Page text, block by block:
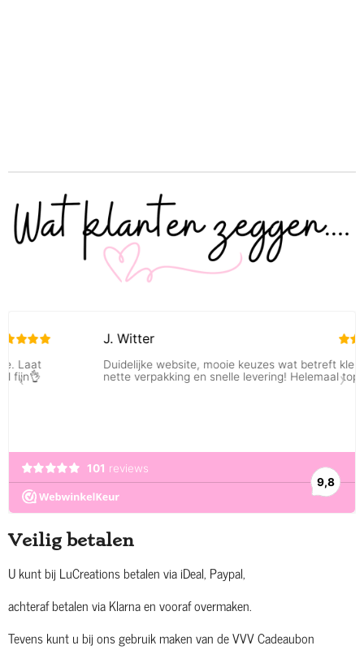
Veilig betalen
U kunt bij LuCreations betalen via iDeal, Paypal,
achteraf betalen via Klarna en vooraf overmaken.
Tevens kunt u bij ons gebruik maken van de VVV Cadeaubon